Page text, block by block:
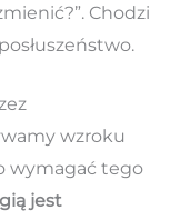
Chodzi
wzroku
wymagać tego
jest